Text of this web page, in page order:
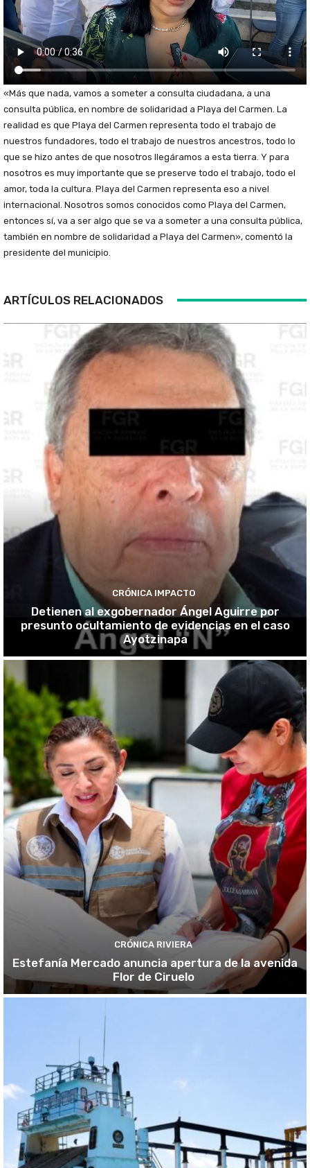
«Más que nada, vamos a someter a consulta ciudadana, a una
consulta pública, en nombre de solidaridad a Playa del Carmen. La
realidad es que Playa del Carmen representa todo el trabajo de
nuestros fundadores, todo el trabajo de nuestros ancestros, todo lo
que se hizo antes de que nosotros llegáramos a esta tierra. Y para
nosotros es muy importante que se preserve todo el trabajo, todo el
amor, toda la cultura. Playa del Carmen representa eso a nivel
internacional. Nosotros somos conocidos como Playa del Carmen,
entonces sí, va a ser algo que se va a someter a una consulta pública,
también en nombre de solidaridad a Playa del Carmen», comentó la
presidente del municipio.
ARTÍCULOS RELACIONADOS
CRÓNICA IMPACTO
Detienen al exgobernador Ángel Aguirre por
presunto ocultamiento de evidencias en el caso
Ayotzinapa
CRÓNICA RIVIERA
Estefanía Mercado anuncia apertura de la avenida
Flor de Ciruelo